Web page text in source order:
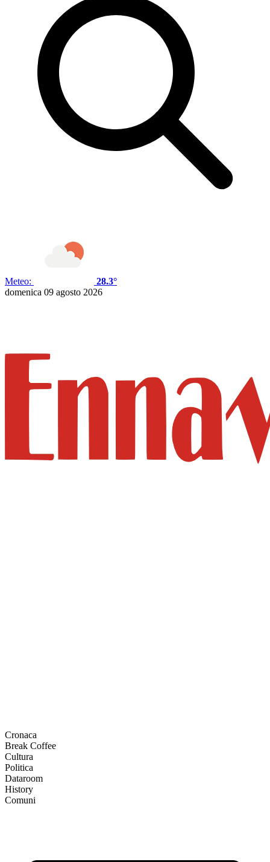
Meteo:
28.3°
domenica 09 agosto 2026
Cronaca
Break Coffee
Cultura
Politica
Dataroom
History
Comuni